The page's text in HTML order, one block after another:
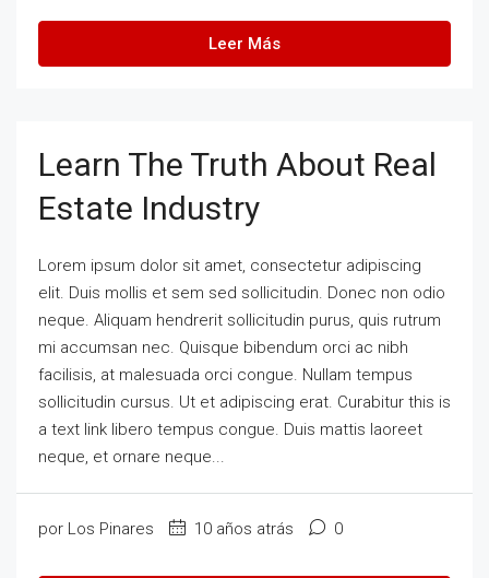
Leer Más
Learn The Truth About Real
Estate Industry
Lorem ipsum dolor sit amet, consectetur adipiscing
elit. Duis mollis et sem sed sollicitudin. Donec non odio
neque. Aliquam hendrerit sollicitudin purus, quis rutrum
mi accumsan nec. Quisque bibendum orci ac nibh
facilisis, at malesuada orci congue. Nullam tempus
sollicitudin cursus. Ut et adipiscing erat. Curabitur this is
a text link libero tempus congue. Duis mattis laoreet
neque, et ornare neque...
por Los Pinares 10 años atrás 0